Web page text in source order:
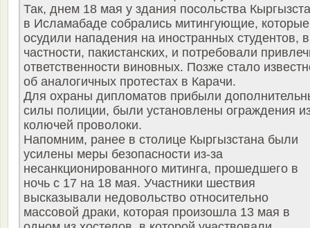
Так, днем 18 мая у здания посольства
в Исламабаде собрались митингующие, которые
осудили нападения на иностранных студентов, в
частности, пакистанских, и потребовали
ответственности виновных. Позже стало
об аналогичных протестах в Карачи.
Для охраны дипломатов прибыли
силы полиции, были установлены ограждения
колючей проволоки.
Напомним, ранее в столице Кыргызстана были
усилены меры безопасности из-за
несанкционированного митинга, прошедшего в
ночь с 17 на 18 мая. Участники шествия
высказывали недовольство относительно
массовой драки, которая произошла 13 мая в